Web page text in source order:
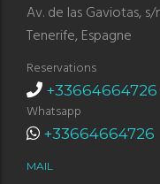
Av. de las Gaviotas,
Tenerife, Espagne
Reservations
+33664664726
Whatsapp
+33664664726
MAIL